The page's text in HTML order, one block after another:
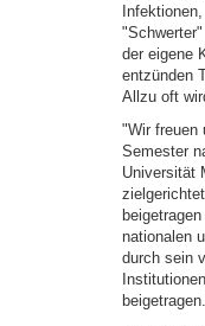
der eigene
entzünden
Allzu oft
"Wir freuen
Semester
Universität
nationalen
durch sein